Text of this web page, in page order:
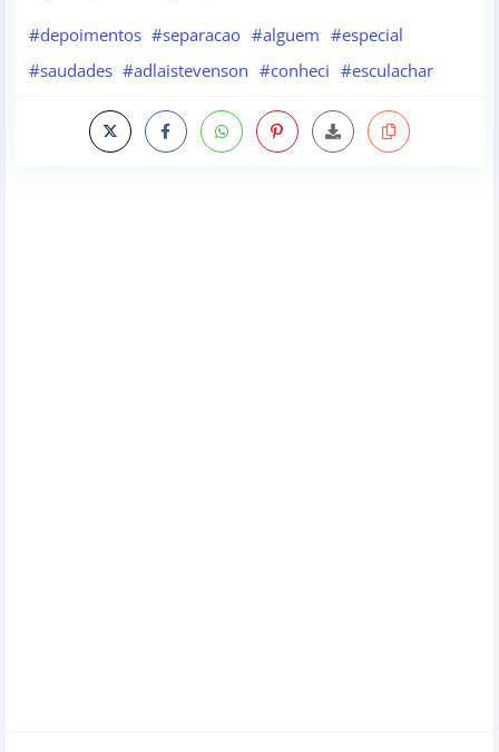
#depoimentos #separacao #alguem #especial
#saudades #adlaistevenson #conheci #esculachar